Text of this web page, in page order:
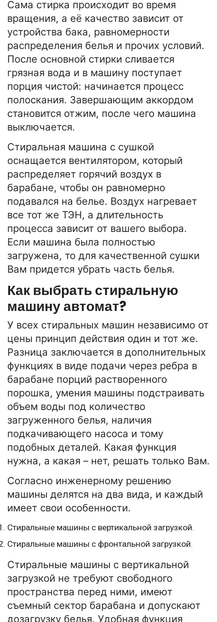
Сама стирка происходит во время
вращения, а её качество зависит от
устройства бака, равномерности
распределения белья и прочих условий.
После основной стирки сливается
грязная вода и в машину поступает
порция чистой: начинается процесс
полоскания. Завершающим аккордом
становится отжим, после чего машина
выключается.
Стиральная машина с сушкой
оснащается вентилятором, который
распределяет горячий воздух в
барабане, чтобы он равномерно
подавался на белье. Воздух нагревает
все тот же ТЭН, а длительность
процесса зависит от вашего выбора.
Если машина была полностью
загружена, то для качественной сушки
Вам придется убрать часть белья.
Как выбрать стиральную
машину автомат?
У всех стиральных машин независимо от
цены принцип действия один и тот же.
Разница заключается в дополнительных
функциях в виде подачи через ребра в
барабане порций растворенного
порошка, умения машины подстраивать
объем воды под количество
загруженного белья, наличия
подкачивающего насоса и тому
подобных деталей. Какая функция
нужна, а какая – нет, решать только Вам.
Согласно инженерному решению
машины делятся на два вида, и каждый
имеет свои особенности.
Стиральные машины с вертикальной загрузкой.
Стиральные машины с фронтальной загрузкой.
Стиральные машины с вертикальной
загрузкой не требуют свободного
пространства перед ними, имеют
съемный сектор барабана и допускают
дозагрузку белья. Удобная функция